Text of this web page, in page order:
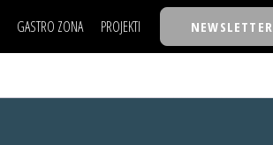
GASTRO ZONA PROJEKTI NEWSLETTER
NAJKOLEGA
30 ISPOD 30